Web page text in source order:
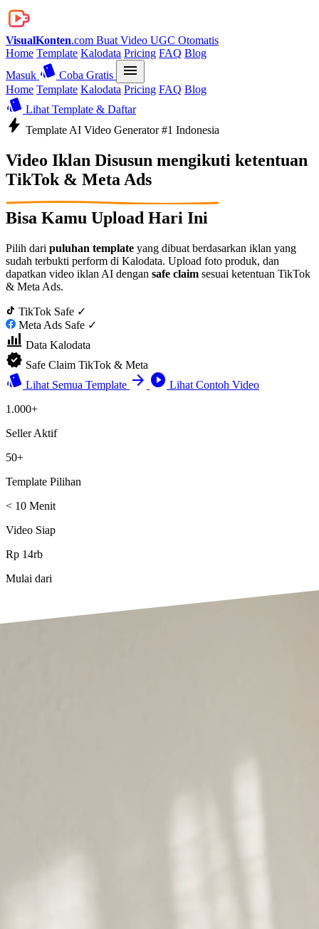
VisualKonten.com Buat Video UGC Otomatis
Home Template Kalodata Pricing FAQ Blog
Masuk style Coba Gratis menu
Home Template Kalodata Pricing FAQ Blog
style Lihat Template & Daftar
bolt Template AI Video Generator #1 Indonesia
Video Iklan Disusun mengikuti ketentuan
TikTok & Meta Ads
Bisa Kamu Upload Hari Ini
Pilih dari puluhan template yang dibuat berdasarkan iklan yang
sudah terbukti perform di Kalodata. Upload foto produk, dan
dapatkan video iklan AI dengan safe claim sesuai ketentuan TikTok
& Meta Ads.
TikTok Safe ✓
Meta Ads Safe ✓
bar_chart_4_bars Data Kalodata
verified Safe Claim TikTok & Meta
style Lihat Semua Template arrow_forward play_circle Lihat Contoh Video
1.000+
Seller Aktif
50+
Template Pilihan
< 10 Menit
Video Siap
Rp 14rb
Mulai dari